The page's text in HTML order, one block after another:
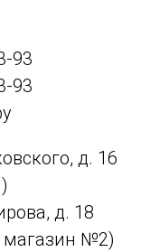
93
93
д. 16
д. 18
магазин №2)